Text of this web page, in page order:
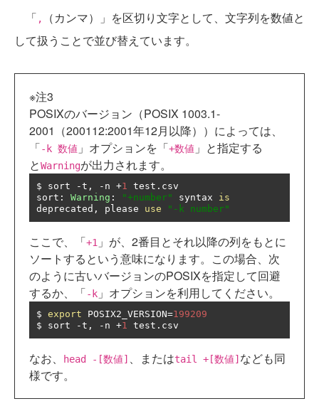
「 ,
（カンマ）」を区切り文字として、文字列を数値と
して扱うことで並び替えています。
※注3
POSIXのバージョン（POSIX 1003.1-
2001（200112:2001年12月以降））によっては、
「-k 数値 」オプションを「+数値 」と指定する
とWarningが出力されます。
$ sort -t , - n +1 test . csv
sort : Warning : "+number" syntax is
deprecated , please use "-k number"
ここで、「+1 」が、2番目とそれ以降の列をもとに
ソートするという意味になります。この場合、次
のように古いバージョンのPOSIXを指定して回避
するか、「-k 」オプションを利用してください。
$ export POSIX2_VERSION=199209
$ sort
-t , - n +1 test . csv
なお、 head -[数値] 、またはtail +[数値] なども同
様です。